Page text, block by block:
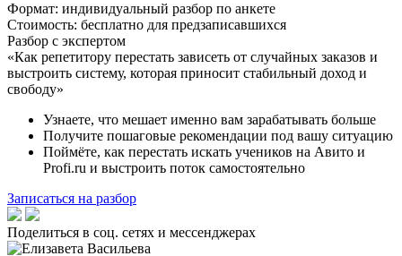
Формат: индивидуальный разбор по анкете
Стоимость: бесплатно для предзаписавшихся
Разбор с экспертом
«Как репетитору перестать зависеть от случайных заказов и
выстроить систему, которая приносит стабильный доход и
свободу»
Узнаете, что мешает именно вам зарабатывать больше
Получите пошаговые рекомендации под вашу ситуацию
Поймёте, как перестать искать учеников на Авито и
Profi.ru и выстроить поток самостоятельно
Записаться на разбор
Поделиться в соц. сетях и мессенджерах